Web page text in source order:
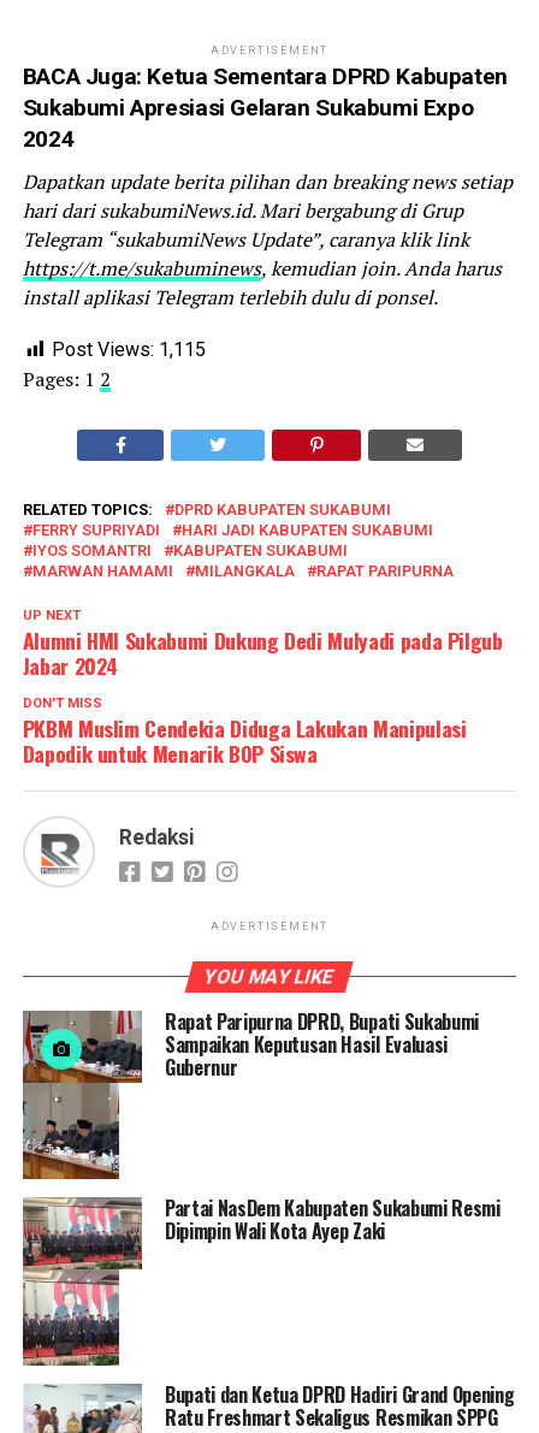
ADVERTISEMENT
BACA Juga: Ketua Sementara DPRD Kabupaten
Sukabumi Apresiasi Gelaran Sukabumi Expo
2024
Dapatkan update berita pilihan dan breaking news setiap
hari dari sukabumiNews.id. Mari bergabung di Grup
Telegram “sukabumiNews Update”, caranya klik link
https://t.me/sukabuminews, kemudian join. Anda harus
install aplikasi Telegram terlebih dulu di ponsel.
Post Views: 1,115
Pages: 1 2
RELATED TOPICS:
DPRD KABUPATEN SUKABUMI
FERRY SUPRIYADI
HARI JADI KABUPATEN SUKABUMI
IYOS SOMANTRI
KABUPATEN SUKABUMI
MARWAN HAMAMI
MILANGKALA RAPAT PARIPURNA
UP NEXT
Alumni HMI Sukabumi Dukung Dedi Mulyadi pada Pilgub
Jabar 2024
DON'T MISS
PKBM Muslim Cendekia Diduga Lakukan Manipulasi
Dapodik untuk Menarik BOP Siswa
Redaksi
ADVERTISEMENT
YOU MAY LIKE
Rapat Paripurna DPRD, Bupati Sukabumi
Sampaikan Keputusan Hasil Evaluasi
Gubernur
Partai NasDem Kabupaten Sukabumi Resmi
Dipimpin Wali Kota Ayep Zaki
Bupati dan Ketua DPRD Hadiri Grand Opening
Ratu Freshmart Sekaligus Resmikan SPPG